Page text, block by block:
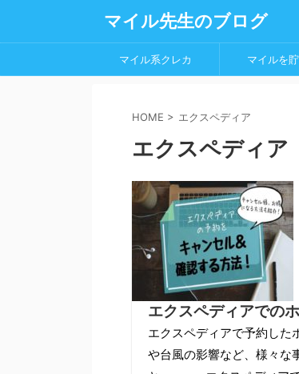
マイル先生のブログ
マイル系クレカ マイルを
HOME > エクスペディア
エクスペディア
エクスペディアでの
エクスペディアで予約した
や台風の影響など、様々な